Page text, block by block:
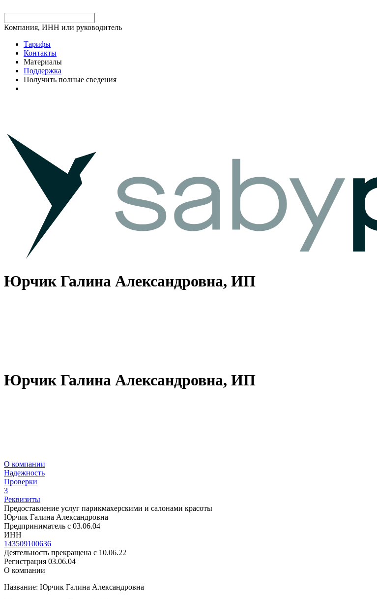
Компания, ИНН или руководитель
Тарифы
Контакты
Материалы
Поддержка
Получить полные сведения
Юрчик Галина Александровна, ИП
Юрчик Галина Александровна, ИП
О компании
Надежность
Проверки
3
Реквизиты
Предоставление услуг парикмахерскими и салонами красоты
Юрчик Галина Александровна
Предприниматель c 03.06.04
ИНН
143509100636
Деятельность прекращена с 10.06.22
Регистрация 03.06.04
О компании
Название: Юрчик Галина Александровна